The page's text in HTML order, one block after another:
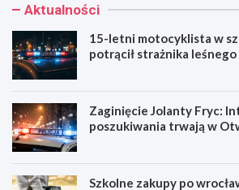
Aktualności
15-letni motocyklista w
potrącił strażnika leśnego
Zaginięcie Jolanty Fryc:
poszukiwania trwają w
Szkolne zakupy po